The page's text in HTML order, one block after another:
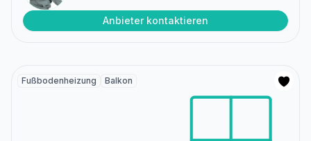
Anbieter kontaktieren
Fußbodenheizung Balkon